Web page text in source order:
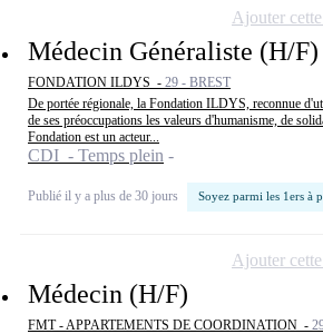
Médecin Généraliste (H/F)
FONDATION ILDYS - 29 - BREST
De portée régionale, la Fondation ILDYS, reconnue
de ses préoccupations les valeurs d'humanisme, de
Fondation est un acteur...
CDI - Temps plein
Publié il y a plus de 30 jours Soyez parmi les 1ers à
Ajouter
Médecin (H/F)
FMT - APPARTEMENTS DE COORDINATION -
Ajouter